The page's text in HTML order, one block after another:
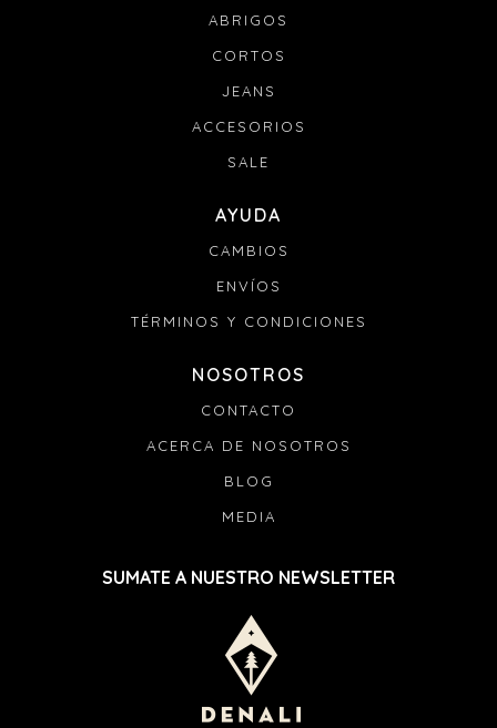
ABRIGOS
CORTOS
JEANS
ACCESORIOS
SALE
AYUDA
CAMBIOS
ENVÍOS
TÉRMINOS Y CONDICIONES
NOSOTROS
CONTACTO
ACERCA DE NOSOTROS
BLOG
MEDIA
SUMATE A NUESTRO NEWSLETTER